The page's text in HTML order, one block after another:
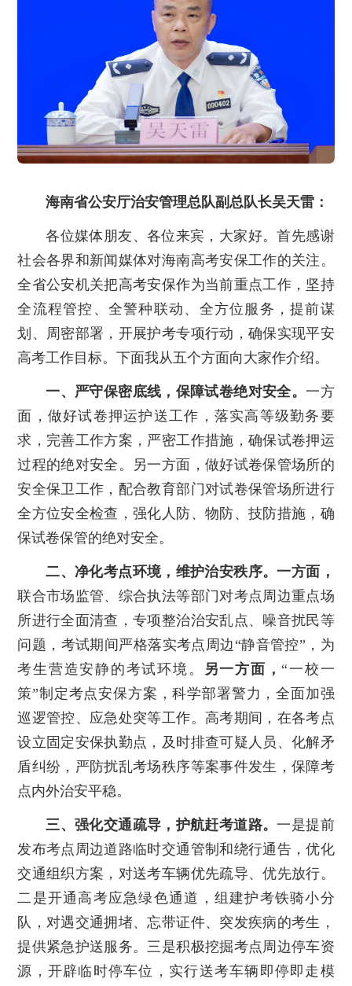
海南省公安厅治安管理总队副总队长吴天雷：
各位媒体朋友、各位来宾，大家好。首先感谢
社会各界和新闻媒体对海南高考安保工作的关注。
全省公安机关把高考安保作为当前重点工作，坚持
全流程管控、全警种联动、全方位服务，提前谋
划、周密部署，开展护考专项行动，确保实现平安
高考工作目标。下面我从五个方面向大家作介绍。
一、严守保密底线，保障试卷绝对安全。一方
面，做好试卷押运护送工作，落实高等级勤务要
求，完善工作方案，严密工作措施，确保试卷押运
过程的绝对安全。另一方面，做好试卷保管场所的
安全保卫工作，配合教育部门对试卷保管场所进行
全方位安全检查，强化人防、物防、技防措施，确
保试卷保管的绝对安全。
二、净化考点环境，维护治安秩序。一方面，
联合市场监管、综合执法等部门对考点周边重点场
所进行全面清查，专项整治治安乱点、噪音扰民等
问题，考试期间严格落实考点周边“静音管控”，为
考生营造安静的考试环境。
另一方面， “一校一
策”制定考点安保方案，科学部署警力，全面加强
巡逻管控、应急处突等工作。高考期间，在各考点
设立固定安保执勤点，及时排查可疑人员、化解矛
盾纠纷，严防扰乱考场秩序等案事件发生，保障考
点内外治安平稳。
三、强化交通疏导，护航赶考道路。一是提前
发布考点周边道路临时交通管制和绕行通告，优化
交通组织方案，对送考车辆优先疏导、优先放行。
二是开通高考应急绿色通道，组建护考铁骑小分
队，对遇交通拥堵、忘带证件、突发疾病的考生，
提供紧急护送服务。三是积极挖掘考点周边停车资
源，开辟临时停车位，实行送考车辆即停即走模